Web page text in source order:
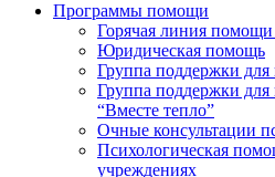
Программы помощи
Горячая линия
Юридическая помощь
Группа поддержки
Группа поддержки для
“Вместе тепло”
Очные консультации
Психологическая
учреждениях